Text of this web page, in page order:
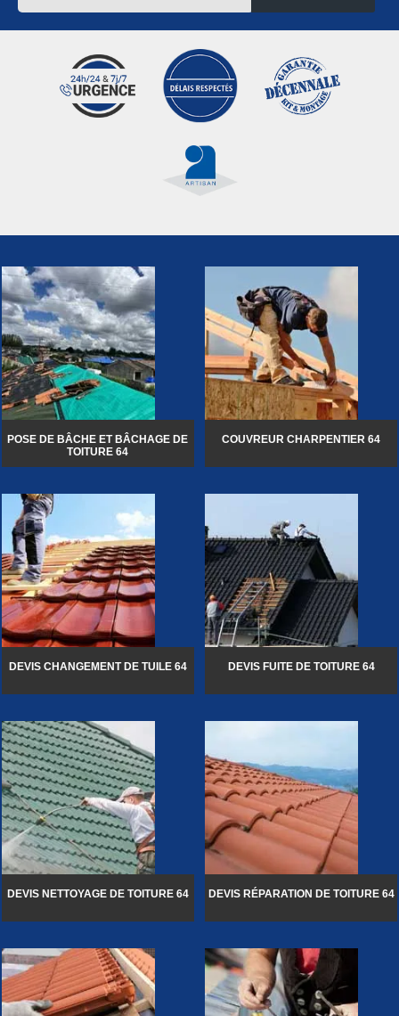
POSE DE BÂCHE ET BÂCHAGE DE
TOITURE 64
COUVREUR CHARPENTIER 64
DEVIS CHANGEMENT DE TUILE 64 DEVIS FUITE DE TOITURE 64
DEVIS NETTOYAGE DE TOITURE 64 DEVIS RÉPARATION DE TOITURE 64